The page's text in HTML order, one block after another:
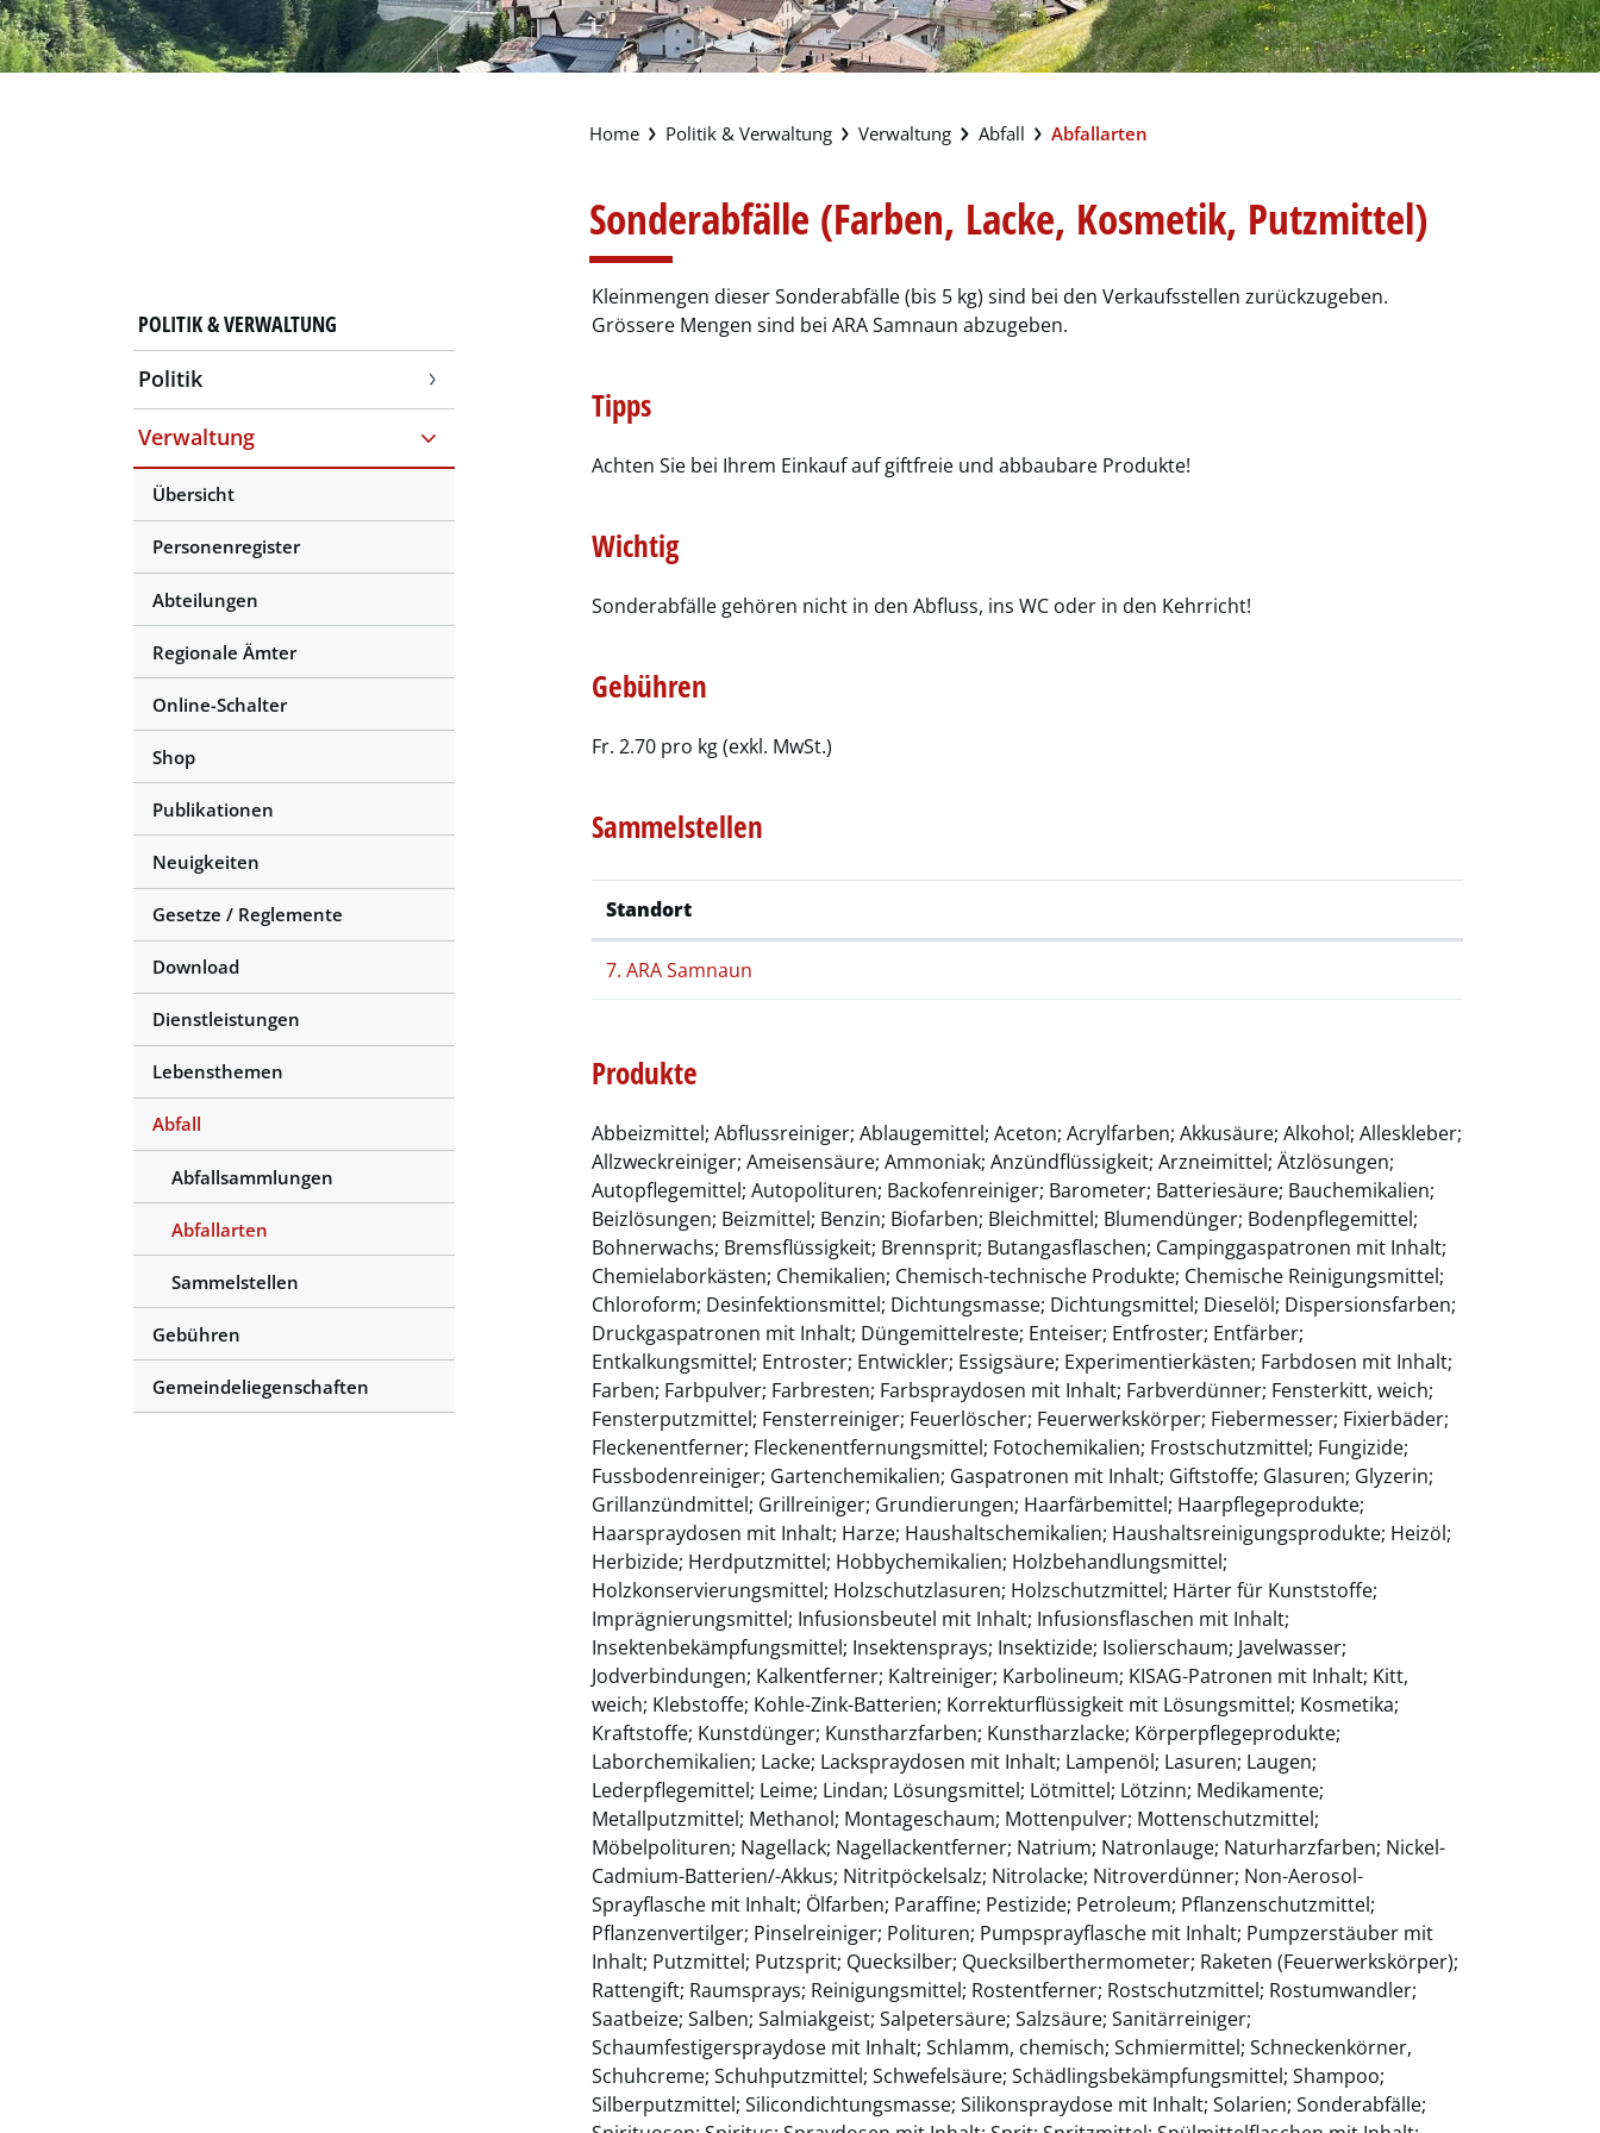
Politik & Verwaltung Verwaltung Abfall Abfallarten(ausgewählt)
Sonderabfälle (Farben, Lacke, Kosmetik, Putzmittel)
POLITIK & VERWALTUNG
Politik
Verwaltung
Übersicht
Personenregister
Abteilungen
Regionale Ämter
Online-Schalter
Shop
Publikationen
Neuigkeiten
Gesetze / Reglemente
Download
Dienstleistungen
Lebensthemen
Abfall
Abfallsammlungen
Abfallarten
Sammelstellen
Gebühren
Gemeindeliegenschaften
Kleinmengen dieser Sonderabfälle (bis 5 kg) sind bei den Verkaufsstellen zurückzugeben.
Grössere Mengen sind bei ARA Samnaun abzugeben.
Tipps
Achten Sie bei Ihrem Einkauf auf giftfreie und abbaubare Produkte!
Wichtig
Sonderabfälle gehören nicht in den Abfluss, ins WC oder in den Kehrricht!
Gebühren
Fr. 2.70 pro kg (exkl. MwSt.)
Sammelstellen
Standort
7. ARA Samnaun
Produkte
Abbeizmittel; Abflussreiniger; Ablaugemittel; Aceton; Acrylfarben; Akkusäure; Alkohol; Alleskleber;
Allzweckreiniger; Ameisensäure; Ammoniak; Anzündflüssigkeit; Arzneimittel; Ätzlösungen;
Autopflegemittel; Autopolituren; Backofenreiniger; Barometer; Batteriesäure; Bauchemikalien;
Beizlösungen; Beizmittel; Benzin; Biofarben; Bleichmittel; Blumendünger; Bodenpflegemittel;
Bohnerwachs; Bremsflüssigkeit; Brennsprit; Butangasflaschen; Campinggaspatronen mit Inhalt;
Chemielaborkästen; Chemikalien; Chemisch-technische Produkte; Chemische Reinigungsmittel;
Chloroform; Desinfektionsmittel; Dichtungsmasse; Dichtungsmittel; Dieselöl; Dispersionsfarben;
Druckgaspatronen mit Inhalt; Düngemittelreste; Enteiser; Entfroster; Entfärber;
Entkalkungsmittel; Entroster; Entwickler; Essigsäure; Experimentierkästen; Farbdosen mit Inhalt;
Farben; Farbpulver; Farbresten; Farbspraydosen mit Inhalt; Farbverdünner; Fensterkitt, weich;
Fensterputzmittel; Fensterreiniger; Feuerlöscher; Feuerwerkskörper; Fiebermesser; Fixierbäder;
Fleckenentferner; Fleckenentfernungsmittel; Fotochemikalien; Frostschutzmittel; Fungizide;
Fussbodenreiniger; Gartenchemikalien; Gaspatronen mit Inhalt; Giftstoffe; Glasuren; Glyzerin;
Grillanzündmittel; Grillreiniger; Grundierungen; Haarfärbemittel; Haarpflegeprodukte;
Haarspraydosen mit Inhalt; Harze; Haushaltschemikalien; Haushaltsreinigungsprodukte; Heizöl;
Herbizide; Herdputzmittel; Hobbychemikalien; Holzbehandlungsmittel;
Holzkonservierungsmittel; Holzschutzlasuren; Holzschutzmittel; Härter für Kunststoffe;
Imprägnierungsmittel; Infusionsbeutel mit Inhalt; Infusionsflaschen mit Inhalt;
Insektenbekämpfungsmittel; Insektensprays; Insektizide; Isolierschaum; Javelwasser;
Jodverbindungen; Kalkentferner; Kaltreiniger; Karbolineum; KISAG-Patronen mit Inhalt; Kitt,
weich; Klebstoffe; Kohle-Zink-Batterien; Korrekturflüssigkeit mit Lösungsmittel; Kosmetika;
Kraftstoffe; Kunstdünger; Kunstharzfarben; Kunstharzlacke; Körperpflegeprodukte;
Laborchemikalien; Lacke; Lackspraydosen mit Inhalt; Lampenöl; Lasuren; Laugen;
Lederpflegemittel; Leime; Lindan; Lösungsmittel; Lötmittel; Lötzinn; Medikamente;
Metallputzmittel; Methanol; Montageschaum; Mottenpulver; Mottenschutzmittel;
Möbelpolituren; Nagellack; Nagellackentferner; Natrium; Natronlauge; Naturharzfarben; Nickel-
Cadmium-Batterien/-Akkus; Nitritpöckelsalz; Nitrolacke; Nitroverdünner; Non-Aerosol-
Sprayflasche mit Inhalt; Ölfarben; Paraffine; Pestizide; Petroleum; Pflanzenschutzmittel;
Pflanzenvertilger; Pinselreiniger; Polituren; Pumpsprayflasche mit Inhalt; Pumpzerstäuber mit
Inhalt; Putzmittel; Putzsprit; Quecksilber; Quecksilberthermometer; Raketen (Feuerwerkskörper);
Rattengift; Raumsprays; Reinigungsmittel; Rostentferner; Rostschutzmittel; Rostumwandler;
Saatbeize; Salben; Salmiakgeist; Salpetersäure; Salzsäure; Sanitärreiniger;
Schaumfestigerspraydose mit Inhalt; Schlamm, chemisch; Schmiermittel; Schneckenkörner,
Schuhcreme; Schuhputzmittel; Schwefelsäure; Schädlingsbekämpfungsmittel; Shampoo;
Silberputzmittel; Silicondichtungsmasse; Silikonspraydose mit Inhalt; Solarien; Sonderabfälle;